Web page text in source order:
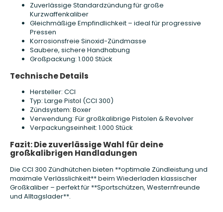
Zuverlässige Standardzündung für große
Kurzwaffenkaliber
Gleichmäßige Empfindlichkeit – ideal für progressive
Pressen
Korrosionsfreie Sinoxid-Zündmasse
Saubere, sichere Handhabung
Großpackung: 1.000 Stück
Technische Details
Hersteller: CCI
Typ: Large Pistol (CCI 300)
Zündsystem: Boxer
Verwendung: Für großkalibrige Pistolen & Revolver
Verpackungseinheit: 1.000 Stück
Fazit: Die zuverlässige Wahl für deine
großkalibrigen Handladungen
Die CCI 300 Zündhütchen bieten **optimale Zündleistung und
maximale Verlässlichkeit** beim Wiederladen klassischer
Großkaliber – perfekt für **Sportschützen, Westernfreunde
und Alltagslader**.